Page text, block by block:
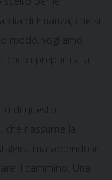
di Finanza, che si
modo, vogliamo
che ci prepara alla
di questo
che riassume la
ma vedendo in
il cammino. Una